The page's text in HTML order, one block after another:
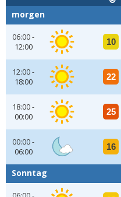
morgen
06:00 -
12:00
10
12:00 -
18:00
22
18:00 -
00:00
25
00:00 -
06:00
16
Sonntag